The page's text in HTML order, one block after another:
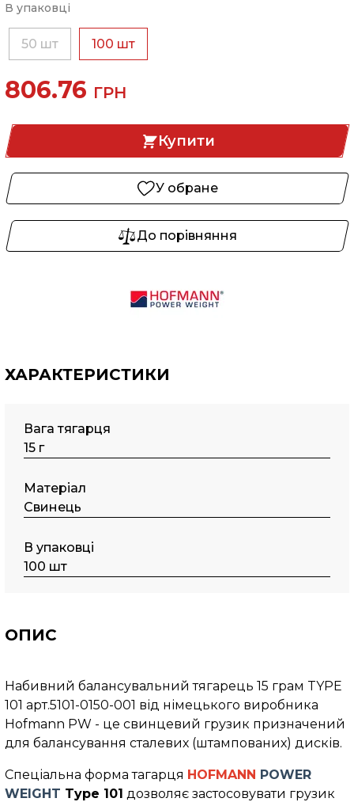
В упаковці
50 шт 100 шт
806.76 ГРН
Купити
У обране
До порівняння
ХАРАКТЕРИСТИКИ
Вага тягарця
15 г
Матеріал
Свинець
В упаковці
100 шт
ОПИС
Набивний балансувальний тягарець 15 грам TYPE
101 арт.5101-0150-001 від німецького виробника
Hofmann PW - це свинцевий грузик призначений
для балансування сталевих (штампованих) дисків.
Спеціальна форма тагарця HOFMANN POWER
WEIGHT Typе 101 дозволяє застосовувати грузик